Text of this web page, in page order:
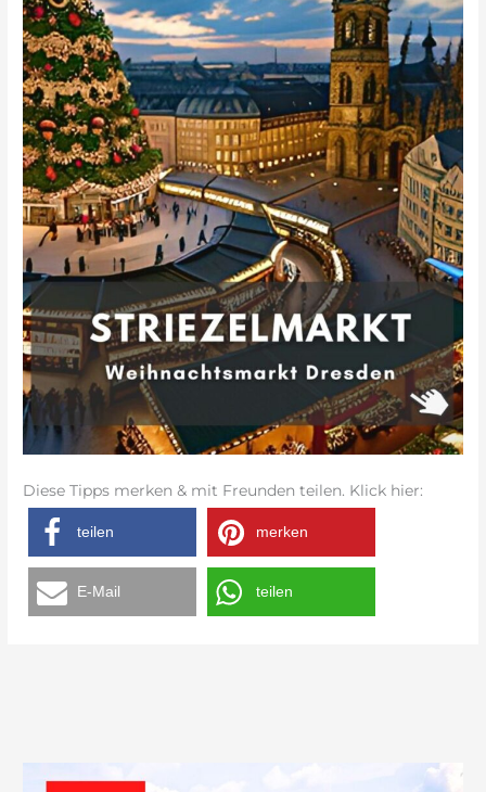
Diese Tipps merken & mit Freunden teilen. Klick hier:
teilen merken
E-Mail teilen